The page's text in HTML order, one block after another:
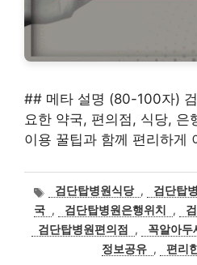
## 메타 설명 (80-100자)
요한 약국, 편의점, 식당, 은
이용 꿀팁과 함께 편리하게
태검단탑병원식당 , 검단탑
국 , 검단탑병원은행위치 ,
검단탑병원편의점
, 꼭알아두
정보공유 , 편리